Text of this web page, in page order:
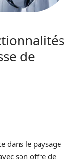
de
dans le paysage
son offre de